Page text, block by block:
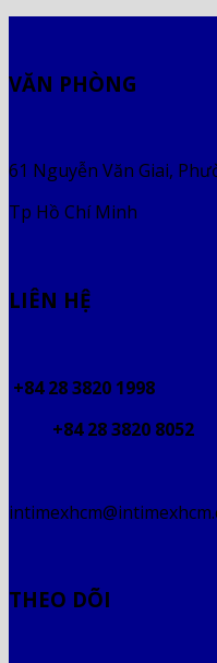
VĂN PHÒNG
61 Nguyễn Văn Giai,
Tp Hồ Chí Minh
LIÊN HỆ
+84 28 3820 1998
+84 28 3820 8052
THEO DÕI